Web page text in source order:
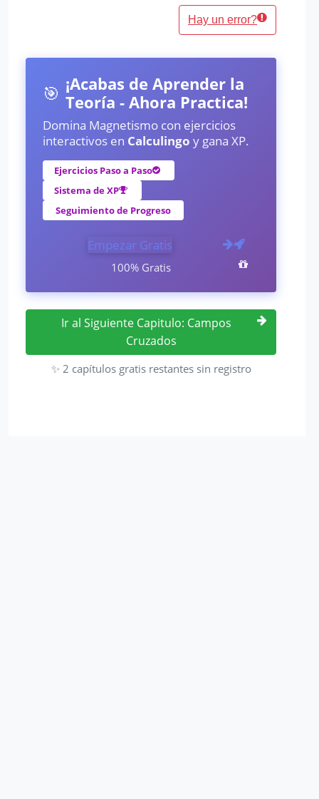
Hay un error?
🎯 ¡Acabas de Aprender la
Teoría - Ahora Practica!
Domina Magnetismo con ejercicios
interactivos en Calculingo y gana XP.
Ejercicios Paso a Paso
Sistema de XP
Seguimiento de Progreso
Empezar Gratis
100% Gratis
Ir al Siguiente Capitulo: Campos
Cruzados
✨ 2 capítulos gratis restantes sin registro